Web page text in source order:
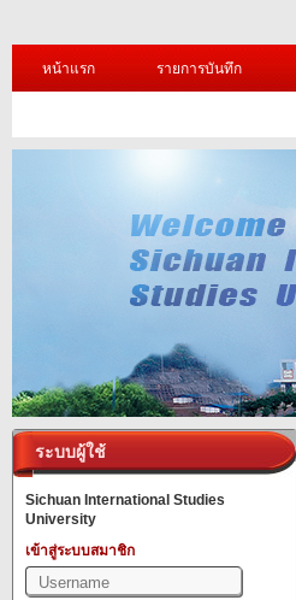
หน้าแรก รายการบันทึก
ระบบผู้ใช้
Sichuan International Studies
University
เข้าสู่ระบบสมาชิก